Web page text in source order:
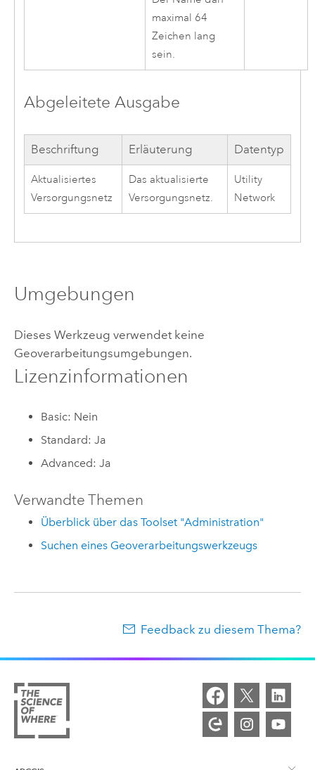
maximal 64
Zeichen lang
sein.
Abgeleitete Ausgabe
Beschriftung Erläuterung Datentyp
Aktualisiertes
Versorgungsnetz
Das aktualisierte
Versorgungsnetz.
Utility
Network
Umgebungen
Dieses Werkzeug verwendet keine
Geoverarbeitungsumgebungen.
Lizenzinformationen
Basic: Nein
Standard: Ja
Advanced: Ja
Verwandte Themen
Überblick über das Toolset "Administration"
Suchen eines Geoverarbeitungswerkzeugs
Feedback zu diesem Thema?